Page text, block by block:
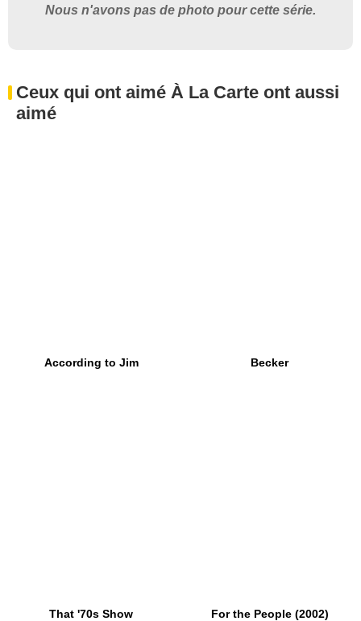
Nous n'avons pas de photo pour cette série.
Ceux qui ont aimé À La Carte ont aussi
aimé
According to Jim Becker
That '70s Show For the People (2002)